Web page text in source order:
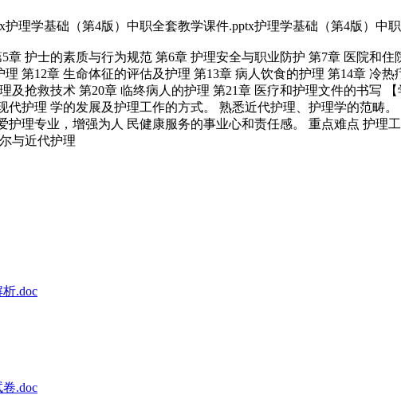
理学基础（第4版）中职全套教学课件.pptx护理学基础（第4版）中
护士的素质与行为规范 第6章 护理安全与职业防护 第7章 医院和住
第12章 生命体征的评估及护理 第13章 病人饮食的护理 第14章 冷热
及抢救技术 第20章 临终病人的护理 第21章 医疗和护理文件的书写
护理 学的发展及护理工作的方式。 熟悉近代护理、护理学的范畴
理专业，增强为人 民健康服务的事业心和责任感。 重点难点 护理
与近代护理
.doc
.doc